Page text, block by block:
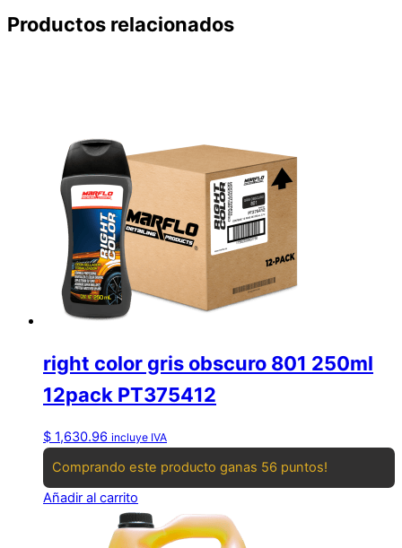
Productos relacionados
right color gris obscuro 801 250ml
12pack PT375412
$ 1,630.96 incluye IVA
Comprando este producto ganas 56 puntos!
Añadir al carrito